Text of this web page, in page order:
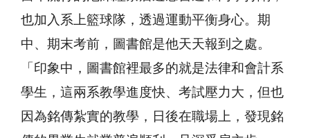
也加入系上籃球隊，透過運動平衡身心。期
中、期末考前，圖書館是他天天報到之處。
「印象中，圖書館裡最多的就是法律和會計系
學生，這兩系教學進度快、考試壓力大，但也
因為銘傳紮實的教學，日後在職場上，發現銘